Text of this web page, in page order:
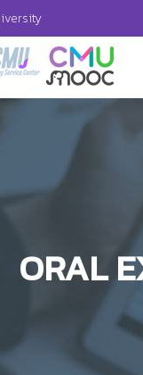
ORAL